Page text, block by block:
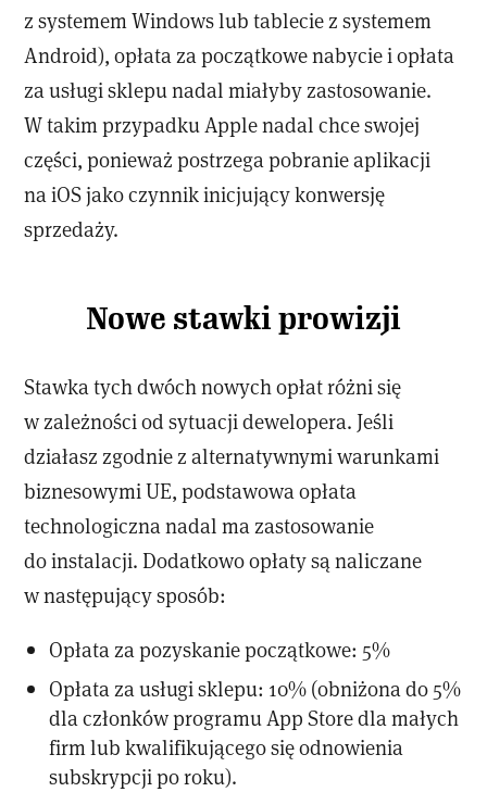
z systemem Windows lub tablecie z systemem
Android), opłata za początkowe nabycie i opłata
za usługi sklepu nadal miałyby zastosowanie.
W takim przypadku Apple nadal chce swojej
części, ponieważ postrzega pobranie aplikacji
na iOS jako czynnik inicjujący konwersję
sprzedaży.
Nowe stawki prowizji
Stawka tych dwóch nowych opłat różni się
w zależności od sytuacji dewelopera. Jeśli
działasz zgodnie z alternatywnymi warunkami
biznesowymi UE, podstawowa opłata
technologiczna nadal ma zastosowanie
do instalacji. Dodatkowo opłaty są naliczane
w następujący sposób:
Opłata za pozyskanie początkowe: 5%
Opłata za usługi sklepu: 10% (obniżona do 5%
dla członków programu App Store dla małych
firm lub kwalifikującego się odnowienia
subskrypcji po roku).